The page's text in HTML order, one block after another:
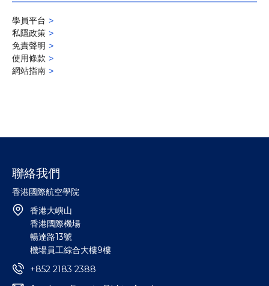
學員平台
私隱政策
免責聲明
使用條款
網站指南
聯絡我們
香港國際航空學院
香港大嶼山
香港國際機場
暢達路13號
機場員工綜合大樓9樓
+852 2183 2388